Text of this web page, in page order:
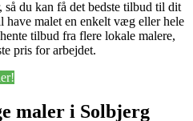
så du kan få det bedste tilbud til dit
have malet en enkelt væg eller hele
tilbud fra flere lokale malere,
pris for arbejdet.
maler i Solbjerg